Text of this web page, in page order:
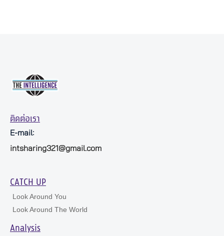
ติดต่อเรา
E-mail:
intsharing321@gmail.com
CATCH UP
Look Around You
Look Around The World
Analysis